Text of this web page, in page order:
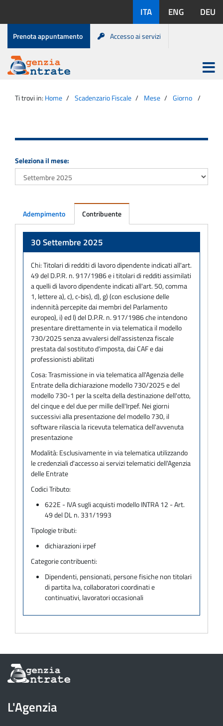
contenuto
disponibili:
ITA ENG DEU
Menu
di
servizio
Prenota appuntamento Accesso ai servizi
Agenzia
Apri
menu
principale
Ti trovi in: Home Scadenzario Fiscale Mese Giorno
Seleziona il mese:
Adempimento Contribuente
30 Settembre 2025
Chi:Titolari di redditi di lavoro dipendente indicati all'art.
49 del D.P.R. n. 917/1986 e i titolari di redditi assimilati
a quelli di lavoro dipendente indicati all'art. 50, comma
1, lettere a), c), c-bis), d), g) (con esclusione delle
indennità percepite dai membri del Parlamento
europeo), i) ed l) del D.P.R. n. 917/1986 che intendono
presentare direttamente in via telematica il modello
730/2025 senza avvalersi dell'assistenza fiscale
prestata dal sostituto d'imposta, dai CAF e dai
professionisti abilitati
Cosa:Trasmissione in via telematica all'Agenzia delle
Entrate della dichiarazione modello 730/2025 e del
modello 730-1 per la scelta della destinazione dell'otto,
del cinque e del due per mille dell'Irpef. Nei giorni
successivi alla presentazione del modello 730, il
software rilascia la ricevuta telematica dell'avvenuta
presentazione
Modalità: Esclusivamente in via telematica utilizzando
le credenziali d'accesso ai servizi telematici dell'Agenzia
delle Entrate
Codici Tributo:
622E - IVA sugli acquisti modello INTRA 12 - Art.
49 del DL n. 331/1993
Tipologie tributi:
dichiarazioni irpef
Categorie contribuenti:
Dipendenti, pensionati, persone fisiche non titolari
di partita Iva, collaboratori coordinati e
continuativi, lavoratori occasionali
Informazioni
sul
dell'Agenzia
delle
L'Agenzia